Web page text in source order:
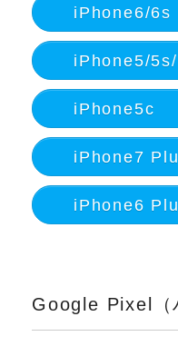
iPhone6/6s
iPhone5/
iPhone5c
iPhone7
iPhone6
Google Pixel（